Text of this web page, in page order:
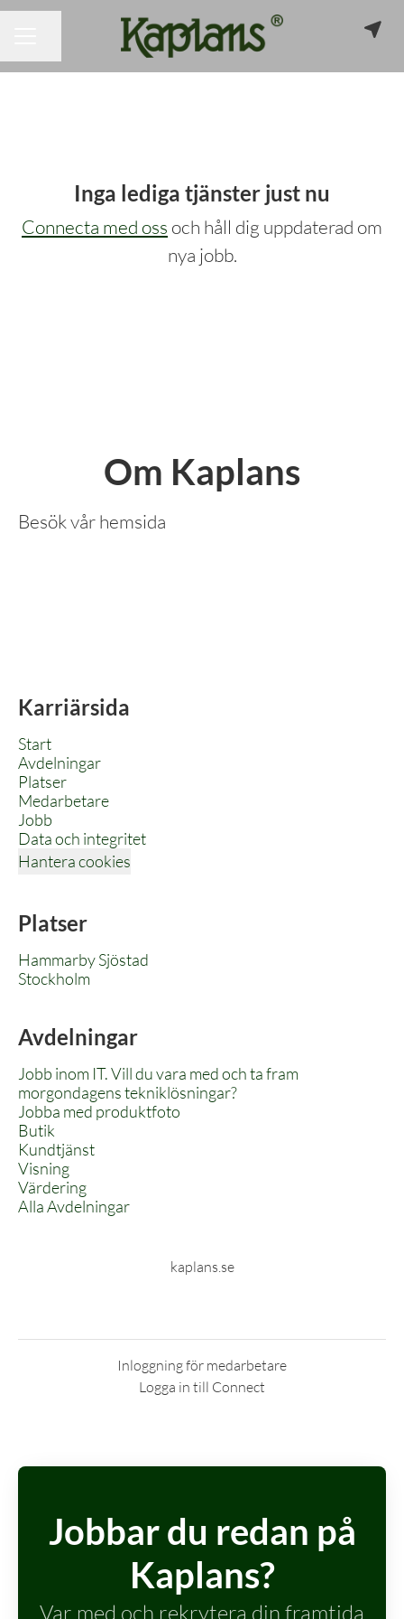
Inga lediga tjänster just nu
Connecta med oss och håll dig uppdaterad om
nya jobb.
Om Kaplans
Besök vår hemsida
Karriärsida
Start
Avdelningar
Platser
Medarbetare
Jobb
Data och integritet
Hantera cookies
Platser
Hammarby Sjöstad
Stockholm
Avdelningar
Jobb inom IT. Vill du vara med och ta fram
morgondagens tekniklösningar?
Jobba med produktfoto
Butik
Kundtjänst
Visning
Värdering
Alla Avdelningar
kaplans.se
Inloggning för medarbetare
Logga in till Connect
Jobbar du redan på
Kaplans?
Var med och rekrytera din framtida